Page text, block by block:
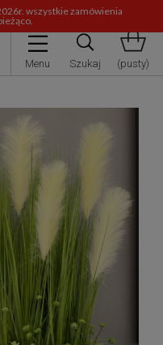
wszystkie zamówienia
Menu Szukaj (pusty)